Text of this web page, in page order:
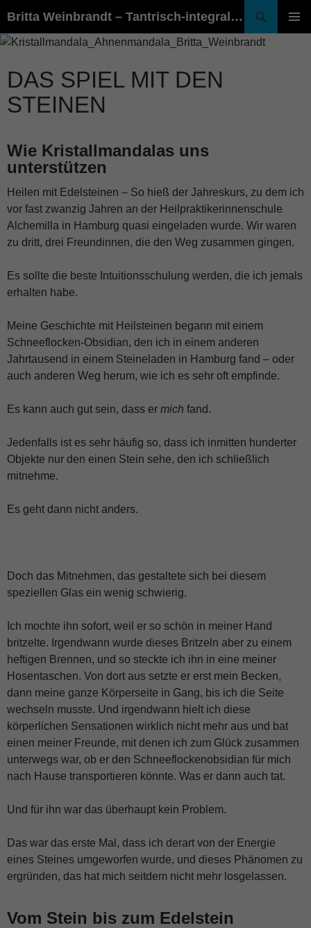
Britta Weinbrandt – Tantrisch-integrales Lebensenergie-Coaching – Praxis für Logopädie
INHALT
DAS SPIEL MIT DEN
STEINEN
Wie Kristallmandalas uns
unterstützen
Heilen mit Edelsteinen – So hieß der Jahreskurs, zu dem ich
vor fast zwanzig Jahren an der Heilpraktikerinnenschule
Alchemilla in Hamburg quasi eingeladen wurde. Wir waren
zu dritt, drei Freundinnen, die den Weg zusammen gingen.
Es sollte die beste Intuitionsschulung werden, die ich jemals
erhalten habe.
Meine Geschichte mit Heilsteinen begann mit einem
Schneeflocken-Obsidian, den ich in einem anderen
Jahrtausend in einem Steineladen in Hamburg fand – oder
auch anderen Weg herum, wie ich es sehr oft empfinde.
Es kann auch gut sein, dass er mich fand.
Jedenfalls ist es sehr häufig so, dass ich inmitten hunderter
Objekte nur den einen Stein sehe, den ich schließlich
mitnehme.
Es geht dann nicht anders.
Doch das Mitnehmen, das gestaltete sich bei diesem
speziellen Glas ein wenig schwierig.
Ich mochte ihn sofort, weil er so schön in meiner Hand
britzelte. Irgendwann wurde dieses Britzeln aber zu einem
heftigen Brennen, und so steckte ich ihn in eine meiner
Hosentaschen. Von dort aus setzte er erst mein Becken,
dann meine ganze Körperseite in Gang, bis ich die Seite
wechseln musste. Und irgendwann hielt ich diese
körperlichen Sensationen wirklich nicht mehr aus und bat
einen meiner Freunde, mit denen ich zum Glück zusammen
unterwegs war, ob er den Schneeflockenobsidian für mich
nach Hause transportieren könnte. Was er dann auch tat.
Und für ihn war das überhaupt kein Problem.
Das war das erste Mal, dass ich derart von der Energie
eines Steines umgeworfen wurde, und dieses Phänomen zu
ergründen, das hat mich seitdem nicht mehr losgelassen.
Vom Stein bis zum Edelstein